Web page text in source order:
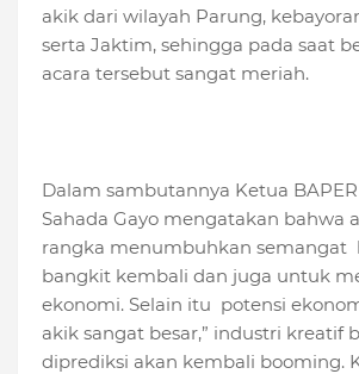
akik dari wilayah Parung,
serta Jaktim, sehingga pada saat
acara tersebut sangat meriah.
Dalam sambutannya Ketua
Sahada Gayo mengatakan bahwa
rangka menumbuhkan semangat
bangkit kembali dan juga untuk
ekonomi. Selain itu potensi
akik sangat besar,” industri kreatif
diprediksi akan kembali booming.